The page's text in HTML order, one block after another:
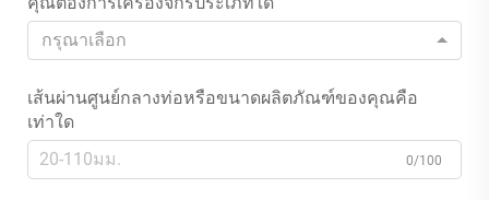
กรุณาเลือก
เส้นผ่านศูนย์กลางท่อหรือขนาดผลิตภัณฑ์ของคุณคือ
เท่าใด
0/100